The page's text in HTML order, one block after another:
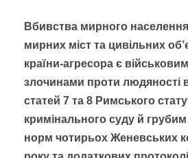
Вбивства мирного
мирних міст та цивільних
країни-агресора є
злочинами проти людяності
статей 7 та 8 Римського
кримінального суду й
норм чотирьох Женевських